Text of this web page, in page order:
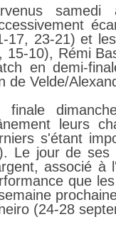
17, 23-21) et
15-10), Rémi
en demi-
de Velde/
finale
leurs
s'étant
Le jour de ses
associé à
que
(24-28